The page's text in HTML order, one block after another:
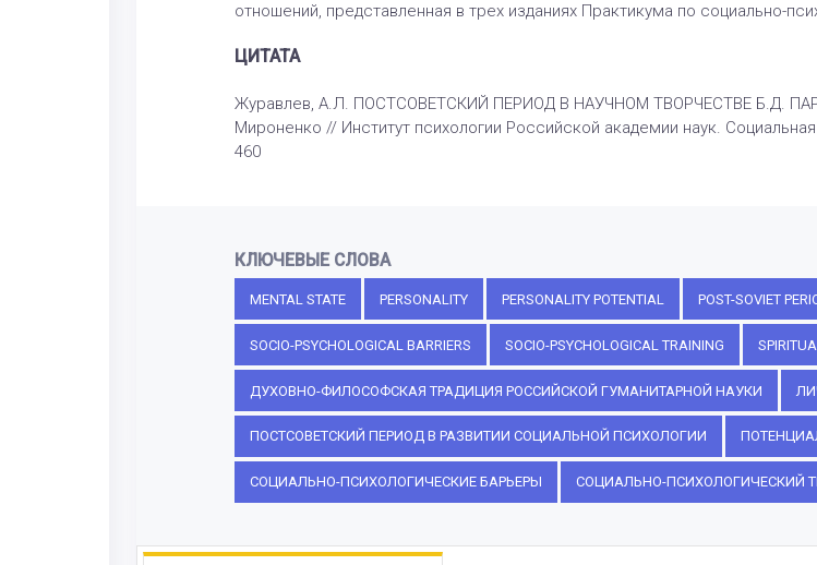
отношений, представленная в трех изданиях Практикума по социально-
ЦИТАТА
Журавлев, А.Л. ПОСТСОВЕТСКИЙ ПЕРИОД В НАУЧНОМ ТВОРЧЕСТВЕ Б.Д.
Мироненко // Институт психологии Российской академии наук.
460
КЛЮЧЕВЫЕ СЛОВА
MENTAL STATE PERSONALITY PERSONALITY POTENTIAL POST-SOVIET
SOCIO-PSYCHOLOGICAL BARRIERS SOCIO-PSYCHOLOGICAL TRAINING
ДУХОВНО-ФИЛОСОФСКАЯ ТРАДИЦИЯ РОССИЙСКОЙ ГУМАНИТАРНОЙ НАУКИ
ПОСТСОВЕТСКИЙ ПЕРИОД В РАЗВИТИИ СОЦИАЛЬНОЙ ПСИХОЛОГИИ
СОЦИАЛЬНО-ПСИХОЛОГИЧЕСКИЕ БАРЬЕРЫ СОЦИАЛЬНО-ПСИХОЛОГИЧЕСКИЙ